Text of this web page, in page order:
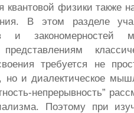
физики также
В этом разделе
и закономерностей
представлениям
требуется не
но и диалектическое
непрерывность”
Поэтому при